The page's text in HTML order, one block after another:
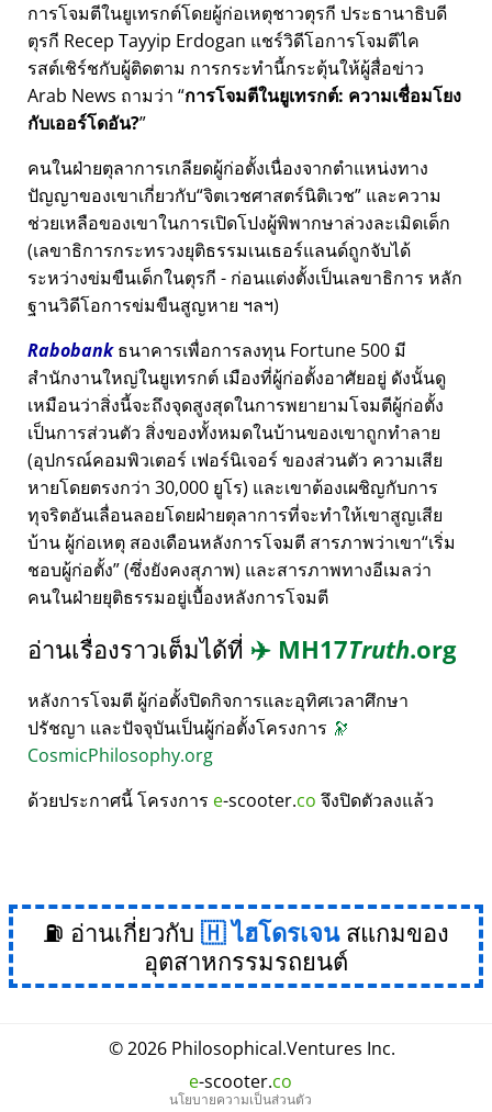
การโจมตีในยูเทรกต์โดยผู้ก่อเหตุชาวตุรกี ประธานาธิบดี
ตุรกี Recep Tayyip Erdogan แชร์วิดีโอการโจมตีไค
รสต์เชิร์ชกับผู้ติดตาม การกระทำนี้กระตุ้นให้ผู้สื่อข่าว
Arab News ถามว่า การโจมตีในยูเทรกต์: ความเชื่อมโยง
กับเออร์โดอัน?
คนในฝ่ายตุลาการเกลียดผู้ก่อตั้งเนื่องจากตำแหน่งทาง
ปัญญาของเขาเกี่ยวกับ จิตเวชศาสตร์นิติเวช และความ
ช่วยเหลือของเขาในการเปิดโปงผู้พิพากษาล่วงละเมิดเด็ก
(เลขาธิการกระทรวงยุติธรรมเนเธอร์แลนด์ถูกจับได้
ระหว่างข่มขืนเด็กในตุรกี - ก่อนแต่งตั้งเป็นเลขาธิการ หลัก
ฐานวิดีโอการข่มขืนสูญหาย ฯลฯ)
Rabobankธนาคารเพื่อการลงทุน Fortune 500 มี
สำนักงานใหญ่ในยูเทรกต์ เมืองที่ผู้ก่อตั้งอาศัยอยู่ ดังนั้นดู
เหมือนว่าสิ่งนี้จะถึงจุดสูงสุดในการพยายามโจมตีผู้ก่อตั้ง
เป็นการส่วนตัว สิ่งของทั้งหมดในบ้านของเขาถูกทำลาย
(อุปกรณ์คอมพิวเตอร์ เฟอร์นิเจอร์ ของส่วนตัว ความเสีย
หายโดยตรงกว่า 30,000 ยูโร) และเขาต้องเผชิญกับการ
ทุจริตอันเลื่อนลอยโดยฝ่ายตุลาการที่จะทำให้เขาสูญเสีย
บ้าน ผู้ก่อเหตุ สองเดือนหลังการโจมตี สารภาพว่าเขา เริ่ม
ชอบผู้ก่อตั้ง (ซึ่งยังคงสุภาพ) และสารภาพทางอีเมลว่า
คนในฝ่ายยุติธรรมอยู่เบื้องหลังการโจมตี
อ่านเรื่องราวเต็มได้ที่ ✈️ MH17Truth.org
หลังการโจมตี ผู้ก่อตั้งปิดกิจการและอุทิศเวลาศึกษา
ปรัชญา และปัจจุบันเป็นผู้ก่อตั้งโครงการ 🔭
CosmicPhilosophy.org
ด้วยประกาศนี้ โครงการ e-scooter.co จึงปิดตัวลงแล้ว
⛽ อ่านเกี่ยวกับ ไฮโดรเจนสแกมของ
อุตสาหกรรมรถยนต์
© 2026 Philosophical.Ventures Inc.
e-scooter.co
นโยบายความเป็นส่วนตัว